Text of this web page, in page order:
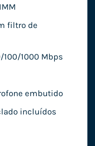
filtro de
100/1000 Mbps
embutido
incluídos